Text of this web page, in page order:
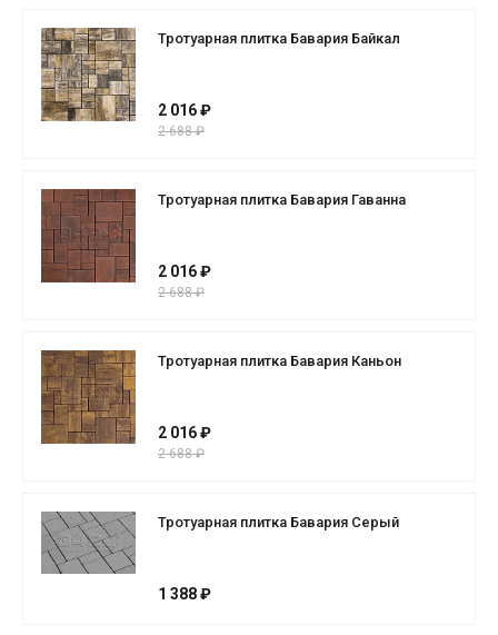
Тротуарная плитка Бавария Байкал
2 016 ₽
2 688 ₽
Тротуарная плитка Бавария Гаванна
2 016 ₽
2 688 ₽
Тротуарная плитка Бавария Каньон
2 016 ₽
2 688 ₽
Тротуарная плитка Бавария Серый
1 388 ₽